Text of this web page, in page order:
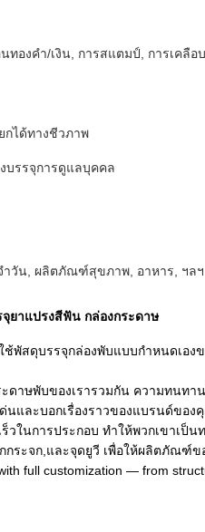
องคํา/เงิน, การสแตมป์, การเคลือบ
กได้ทางชีวภาพ
บรรจุการดูแลบุคคล
าวัน, ผลิตภัณฑ์สุขภาพ, อาหาร, ฯลฯ
ยาแปรงสีฟัน กล่องกระดาษ
ดุบรรจุกล่องพับแบบกําหนดเอง
าษพับของเรารวมกัน ความทน
ละบอกเรื่องราวของแบรนด์ของ
ในการประกอบ ทําให้พวกเขาเ
กระจก,และจุดยูวี เพื่อให้ผลิตภัณฑ์
full customization — from